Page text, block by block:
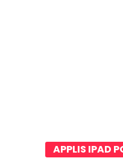
APPLIS IPAD